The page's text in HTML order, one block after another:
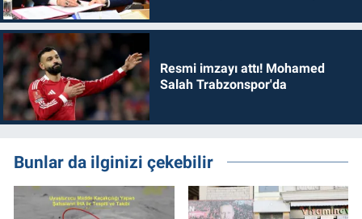
Resmi imzayı attı! Mohamed
Salah Trabzonspor'da
Bunlar da ilginizi çekebilir